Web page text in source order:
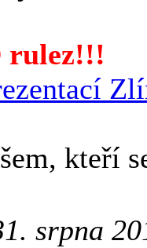
rulez!!!
kteří
srpna